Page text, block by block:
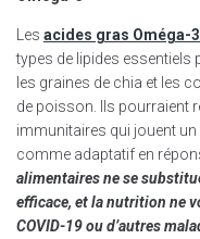
Les acides gras Oméga-3
types de lipides
les graines de chia et les
de poisson. Ils pourraient
immunitaires qui jouent
comme adaptatif en
alimentaires ne se
efficace, et la nutrition ne
COVID-19 ou d’autres